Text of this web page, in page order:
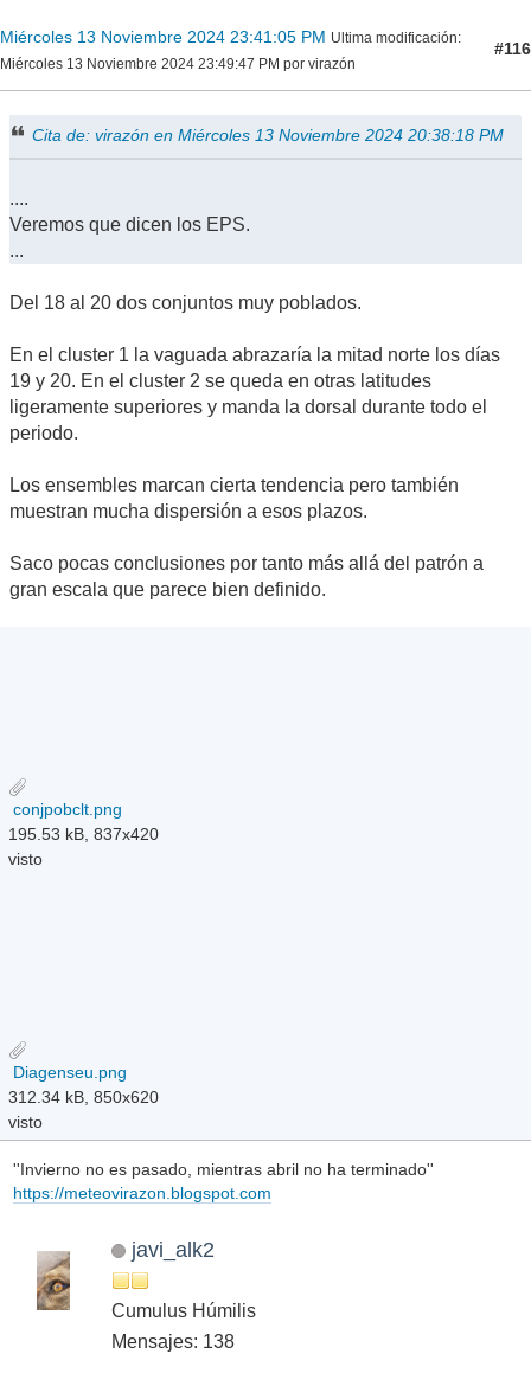
Miércoles 13 Noviembre 2024 23:41:05 PM Ultima modificación:
Miércoles 13 Noviembre 2024 23:49:47 PM por virazón
#116
Cita de: virazón en Miércoles 13 Noviembre 2024 20:38:18 PM
....
Veremos que dicen los EPS.
...
Del 18 al 20 dos conjuntos muy poblados.
En el cluster 1 la vaguada abrazaría la mitad norte los días
19 y 20. En el cluster 2 se queda en otras latitudes
ligeramente superiores y manda la dorsal durante todo el
periodo.
Los ensembles marcan cierta tendencia pero también
muestran mucha dispersión a esos plazos.
Saco pocas conclusiones por tanto más allá del patrón a
gran escala que parece bien definido.
conjpobclt.png
195.53 kB, 837x420
visto
Diagenseu.png
312.34 kB, 850x620
visto
''Invierno no es pasado, mientras abril no ha terminado''
https://meteovirazon.blogspot.com
javi_alk2
Cumulus Húmilis
Mensajes: 138